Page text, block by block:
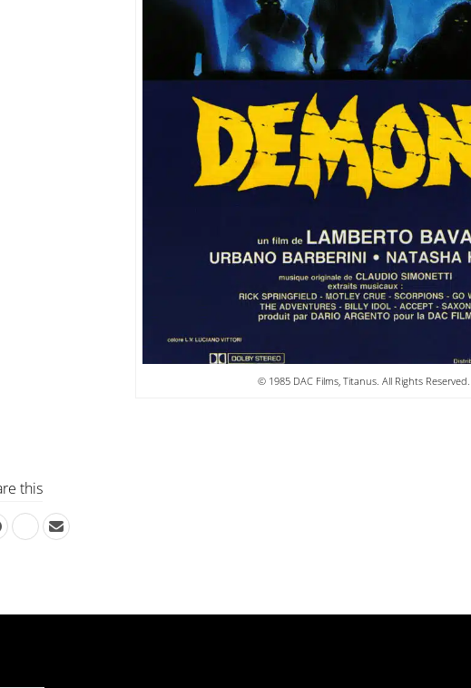
© 1985 DAC Films, Titanus. All Rights Reserved.
this